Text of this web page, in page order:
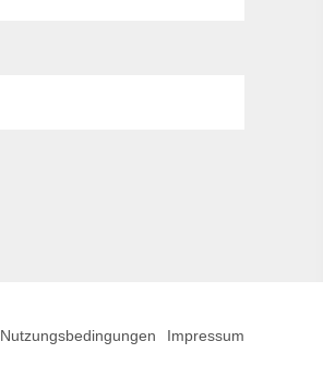
Nutzungsbedingungen Impressum